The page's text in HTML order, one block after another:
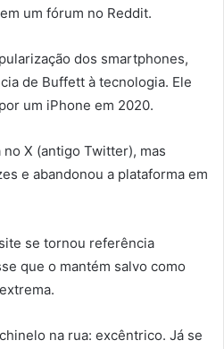
um fórum no Reddit.
dos smartphones,
de Buffett à tecnologia. Ele
um iPhone em 2020.
X (antigo Twitter), mas
e abandonou a plataforma em
se tornou referência
que o mantém salvo como
na rua: excêntrico. Já se